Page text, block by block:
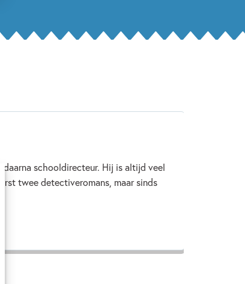
schooldirecteur. Hij is altijd veel
twee detectiveromans, maar sinds